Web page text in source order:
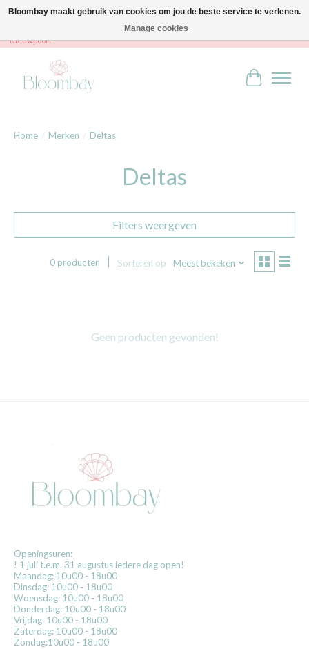
Bloombay - Babies & Kids - Bali home & interior - Robert Orlentpromenade 9A -
Nieuwpoort
Home / Merken / Deltas
Deltas
Filters weergeven
0 producten Sorteren op Meest bekeken
Geen producten gevonden!
Openingsuren:
! 1 juli t.e.m. 31 augustus iedere dag open!
Maandag: 10u00 - 18u00
Dinsdag: 10u00 - 18u00
Woensdag: 10u00 - 18u00
Donderdag: 10u00 - 18u00
Vrijdag: 10u00 - 18u00
Zaterdag: 10u00 - 18u00
Zondag:10u00 - 18u00
Bloombay maakt gebruik van cookies om jou de beste service te verlenen.
Manage cookies